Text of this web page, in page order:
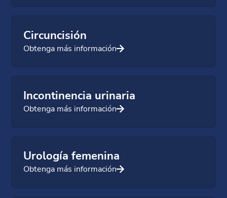
Circuncisión
Obtenga más información
Incontinencia urinaria
Obtenga más información
Urología femenina
Obtenga más información